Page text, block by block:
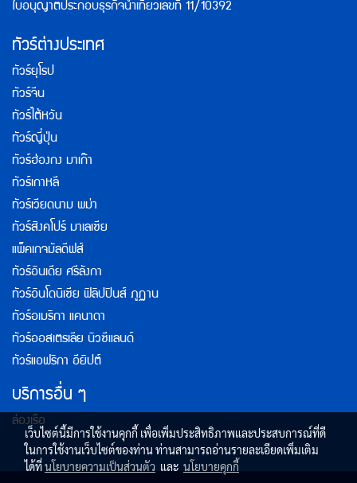
ใบอนุญาตประกอบธุรกิจนำเที่ยวเลขที่ 11/10392
ทัวร์ต่างประเทศ
ทัวร์ยุโรป
ทัวร์จีน
ทัวร์ไต้หวัน
ทัวร์ญี่ปุ่น
ทัวร์ฮ่องกง มาเก๊า
ทัวร์เกาหลี
ทัวร์เวียดนาม พม่า
ทัวร์สิงคโปร์ มาเลเซีย
แพ็คเกจมัลดีฟส์
ทัวร์อินเดีย ศรีลังกา
ทัวร์อินโดนิเซีย ฟิลิปปินส์ ภูฏาน
ทัวร์อเมริกา แคนาดา
ทัวร์ออสเตรเลีย นิวซีแลนด์
ทัวร์แอฟริกา อียิปต์
บริการอื่น ๆ
ล่องเรือ
เว็บไซต์นี้มีการใช้งานคุกกี้ เพื่อเพิ่มประสิทธิภาพและประสบการณ์ที่ดี
ในการใช้งานเว็บไซต์ของท่าน ท่านสามารถอ่านรายละเอียดเพิ่มเติม
ได้ที่นโยบายความเป็นส่วนตัว และ นโยบายคุกกี้